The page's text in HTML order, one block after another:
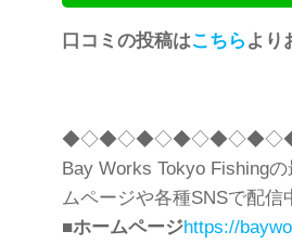
口コミの投稿はこちら より
Bay Works Tokyo Fishing
ムページや各種SNSで配信
■ホームページhttps://